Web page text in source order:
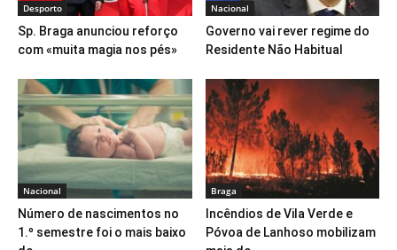
Desporto
Sp. Braga anunciou reforço
com «muita magia nos pés»
Nacional
Governo vai rever regime do
Residente Não Habitual
Nacional
Número de nascimentos no
1.º semestre foi o mais baixo
Braga
Incêndios de Vila Verde e
Póvoa de Lanhoso mobilizam